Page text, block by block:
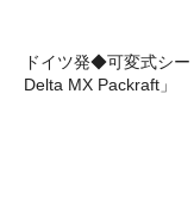
ドイツ発◆可変式シ
Delta MX Packraft」